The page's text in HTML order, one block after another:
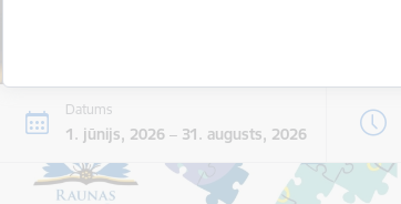
Datums
1. jūnijs, 2026 – 31. augusts, 2026